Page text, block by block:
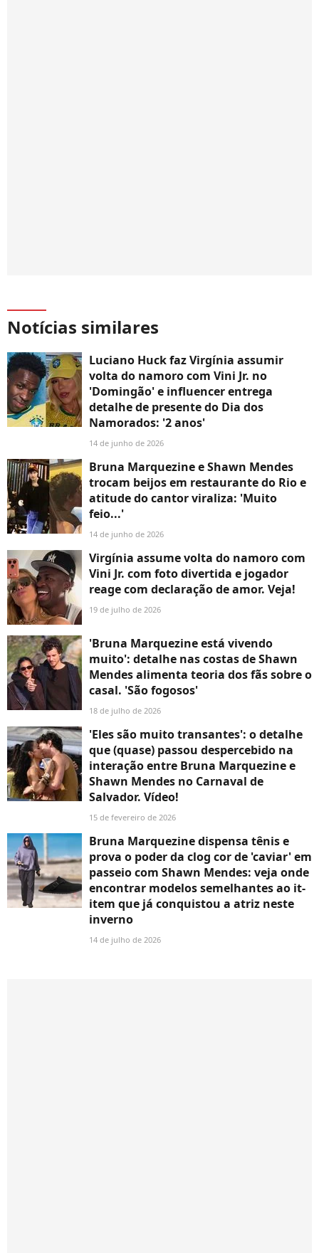
Notícias similares
Luciano Huck faz Virgínia assumir
volta do namoro com Vini Jr. no
'Domingão' e influencer entrega
detalhe de presente do Dia dos
Namorados: '2 anos'
14 de junho de 2026
Bruna Marquezine e Shawn Mendes
trocam beijos em restaurante do Rio e
atitude do cantor viraliza: 'Muito
feio...'
14 de junho de 2026
Virgínia assume volta do namoro com
Vini Jr. com foto divertida e jogador
reage com declaração de amor. Veja!
19 de julho de 2026
'Bruna Marquezine está vivendo
muito': detalhe nas costas de Shawn
Mendes alimenta teoria dos fãs sobre o
casal. 'São fogosos'
18 de julho de 2026
'Eles são muito transantes': o detalhe
que (quase) passou despercebido na
interação entre Bruna Marquezine e
Shawn Mendes no Carnaval de
Salvador. Vídeo!
15 de fevereiro de 2026
Bruna Marquezine dispensa tênis e
prova o poder da clog cor de 'caviar' em
passeio com Shawn Mendes: veja onde
encontrar modelos semelhantes ao it-
item que já conquistou a atriz neste
inverno
14 de julho de 2026